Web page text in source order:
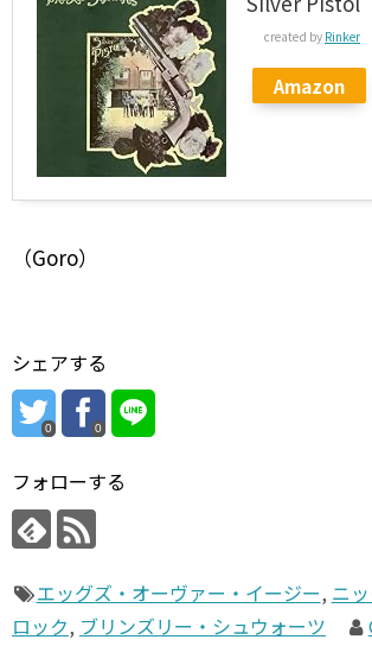
created by Rinker
Amazon
（Goro）
シェアする
0 0
フォローする
エッグズ・オーヴァー・イージー, ニ
ロック, ブリンズリー・シュウォーツ